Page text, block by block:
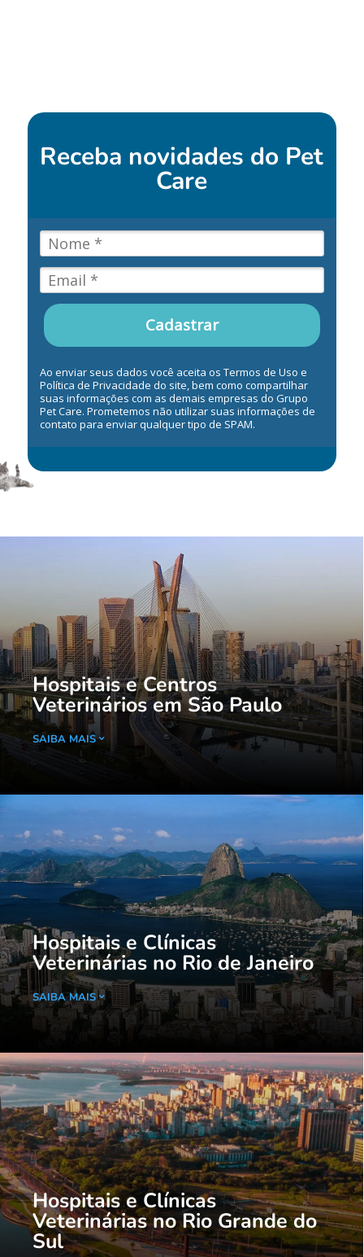
Receba novidades do Pet
Care
Cadastrar
Ao enviar seus dados você aceita os Termos de Uso e
Política de Privacidade do site, bem como compartilhar
suas informações com as demais empresas do Grupo
Pet Care. Prometemos não utilizar suas informações de
contato para enviar qualquer tipo de SPAM.
Hospitais e Centros
Veterinários em São Paulo
SAIBA MAIS
Hospitais e Clínicas
Veterinárias no Rio de Janeiro
SAIBA MAIS
Hospitais e Clínicas
Veterinárias no Rio Grande do
Sul